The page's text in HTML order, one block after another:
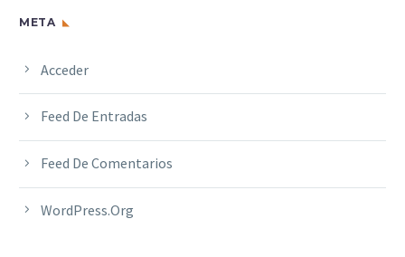
META
Acceder
Feed De Entradas
Feed De Comentarios
WordPress.org